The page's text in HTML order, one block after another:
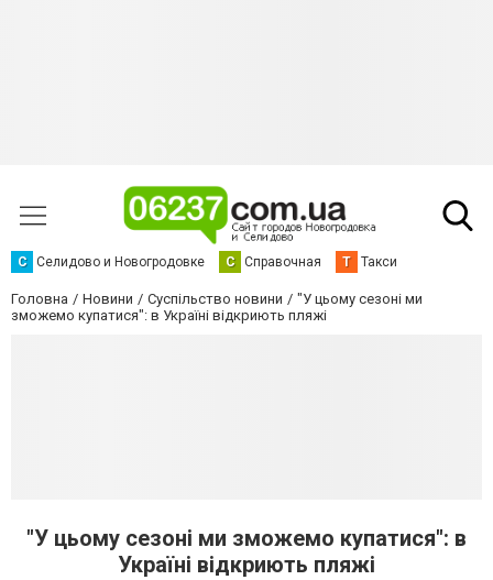
С Селидово и Новогродовке С Справочная Т Такси
Головна Новини Суспільство новини
"У цьому сезоні ми
зможемо купатися": в Україні відкриють пляжі
"У цьому сезоні ми зможемо купатися": в
Україні відкриють пляжі